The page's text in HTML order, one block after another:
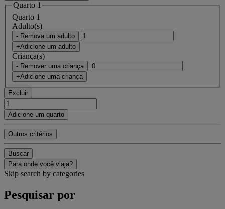
Quarto 1
Quarto 1
Adulto(s)
- Remova um adulto
+Adicione um adulto
Criança(s)
- Remover uma criança
+Adicione uma criança
Excluir
Adicione um quarto
Outros critérios
Buscar
Para onde você viaja?
Skip search by categories
Pesquisar por